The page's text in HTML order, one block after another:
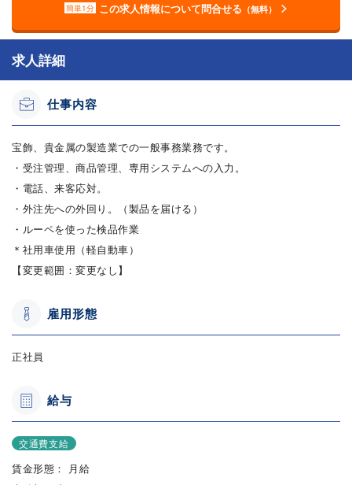
簡単1分 この求人情報について問合せる （無料）
求人詳細
仕事内容
宝飾、貴金属の製造業での一般事務業務です。
・受注管理、商品管理、専用システムへの入力。
・電話、来客応対。
・外注先への外回り。（製品を届ける）
・ルーペを使った検品作業
＊社用車使用（軽自動車）
【変更範囲：変更なし】
雇用形態
正社員
給与
交通費支給
賃金形態： 月給